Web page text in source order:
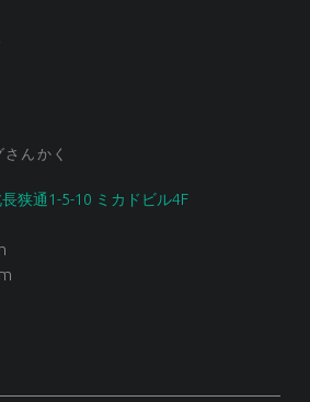
んかく
狭通1-5-10 ミカドビル4F